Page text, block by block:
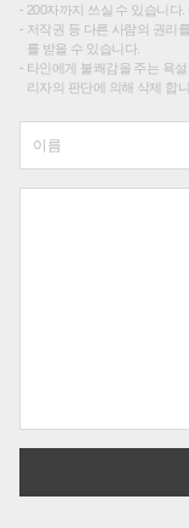
200자까지 쓰실 수 있습니다.
저작권 등 다른 사람의 권리
를 받을 수 있습니다.
타인에게 불쾌감을 주는 욕
리자의 판단에 의해 삭제 합